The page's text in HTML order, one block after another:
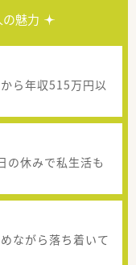
魅力
ら年収515万円以
の休みで私生活も
ながら落ち着いて